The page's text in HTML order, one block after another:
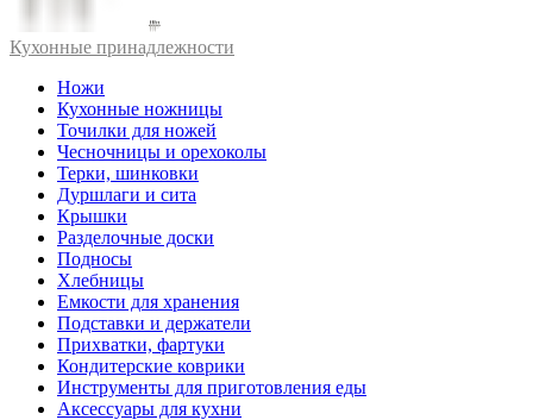
Кухонные принадлежности
Ножи
Кухонные ножницы
Точилки для ножей
Чесночницы и орехоколы
Терки, шинковки
Дуршлаги и сита
Крышки
Разделочные доски
Подносы
Хлебницы
Емкости для хранения
Подставки и держатели
Прихватки, фартуки
Кондитерские коврики
Инструменты для приготовления еды
Аксессуары для кухни